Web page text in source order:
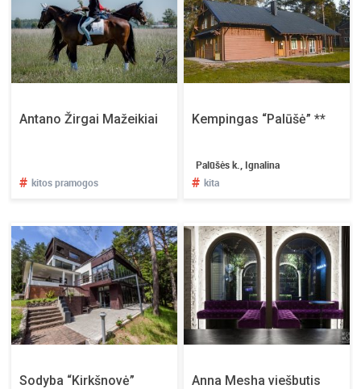
Antano Žirgai Mažeikiai
# kitos pramogos
Kempingas “Palūšė” **
Palūšės k., Ignalina
# kita
Sodyba “Kirkšnovė” Anna Mesha viešbutis